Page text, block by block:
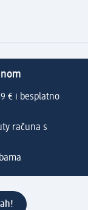
€ i besplatno
računa s